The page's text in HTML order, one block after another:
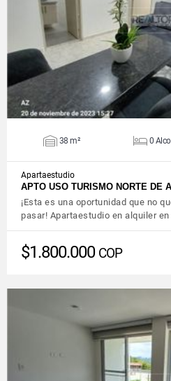
VIEW
38 m² 0
Apartaestudio
APTO USO TURISMO NORTE DE
¡Esta es una oportunidad que no
pasar! Apartaestudio en alquiler
$1.800.000 COP